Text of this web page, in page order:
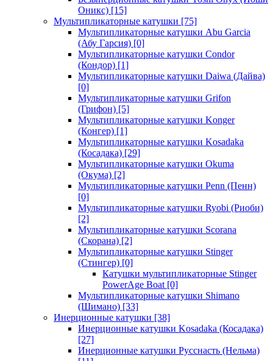
Оникс) [15]
Мультипликаторные катушки [75]
Мультипликаторные катушки Abu Garcia
(Абу Гарсия) [0]
Мультипликаторные катушки Condor
(Кондор) [1]
Мультипликаторные катушки Daiwa (Дайва)
[0]
Мультипликаторные катушки Grifon
(Грифон) [5]
Мультипликаторные катушки Konger
(Конгер) [1]
Мультипликаторные катушки Kosadaka
(Косадака) [29]
Мультипликаторные катушки Okuma
(Окума) [2]
Мультипликаторные катушки Penn (Пенн)
[0]
Мультипликаторные катушки Ryobi (Риоби)
[2]
Мультипликаторные катушки Scorana
(Скорана) [2]
Мультипликаторные катушки Stinger
(Стингер) [0]
Катушки мультипликаторные Stinger
PowerAge Boat [0]
Мультипликаторные катушки Shimano
(Шимано) [33]
Инерционные катушки [38]
Инерционные катушки Kosadaka (Косадака)
[27]
Инерционные катушки Русснасть (Нельма)